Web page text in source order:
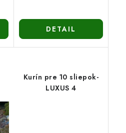
DETAIL
Kurín pre 10 sliepok-
LUXUS 4